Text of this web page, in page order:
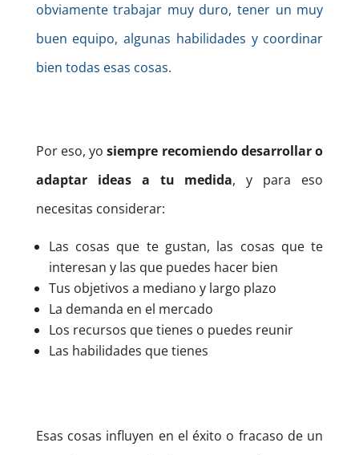
obviamente trabajar muy duro, tener un muy
buen equipo, algunas habilidades y coordinar
bien todas esas cosas.
Por eso, yo siempre recomiendo desarrollar o
adaptar ideas a tu medida, y para eso
necesitas considerar:
Las cosas que te gustan, las cosas que te
interesan y las que puedes hacer bien
Tus objetivos a mediano y largo plazo
La demanda en el mercado
Los recursos que tienes o puedes reunir
Las habilidades que tienes
Esas cosas influyen en el éxito o fracaso de un